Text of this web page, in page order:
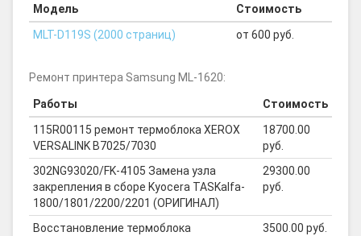
Модель
Стоимость
MLT-D119S (2000 страниц)
от 600 руб.
Ремонт принтера Samsung ML-1620:
Работы
Стоимость
115R00115 ремонт термоблока XEROX
VERSALINK B7025/7030
18700.00
руб.
302NG93020/FK-4105 Замена узла
закрепления в сборе Kyocera TASKalfa-
1800/1801/2200/2201 (ОРИГИНАЛ)
29300.00
руб.
Восстановление термоблока
3500.00 руб.